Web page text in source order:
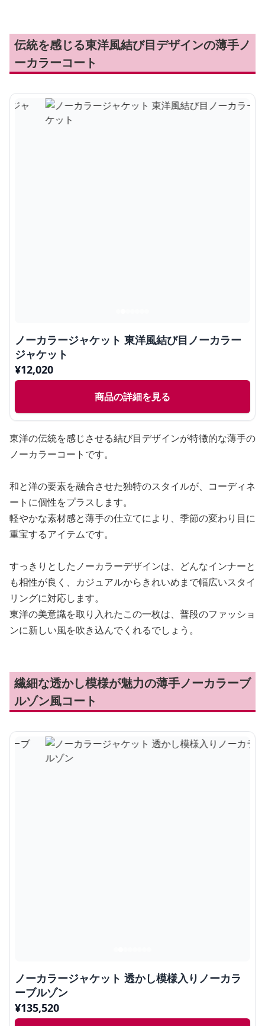
伝統を感じる東洋風結び目デザインの薄手ノ
ーカラーコート
ノーカラージャケット 東洋風結び目ノーカラー
ジャケット
¥12,020
商品の詳細を見る
東洋の伝統を感じさせる結び目デザインが特徴的な薄手の
ノーカラーコートです。
和と洋の要素を融合させた独特のスタイルが、コーディネ
ートに個性をプラスします。
軽やかな素材感と薄手の仕立てにより、季節の変わり目に
重宝するアイテムです。
すっきりとしたノーカラーデザインは、どんなインナーと
も相性が良く、カジュアルからきれいめまで幅広いスタイ
リングに対応します。
東洋の美意識を取り入れたこの一枚は、普段のファッショ
ンに新しい風を吹き込んでくれるでしょう。
繊細な透かし模様が魅力の薄手ノーカラーブ
ルゾン風コート
ノーカラージャケット 透かし模様入りノーカラ
ーブルゾン
¥135,520